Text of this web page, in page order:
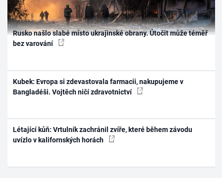
Rusko našlo slabé místo ukrajinské obrany. Útočit může téměř
bez varování
Kubek: Evropa si zdevastovala farmacii, nakupujeme v
Bangladéši. Vojtěch ničí zdravotnictví
Létající kůň: Vrtulník zachránil zvíře, které během závodu
uvízlo v kalifornských horách